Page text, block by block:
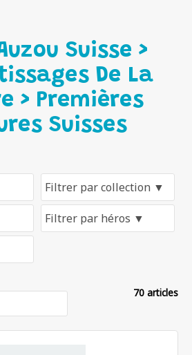
Suisse >
De La
> Premières
Suisses
70 articles